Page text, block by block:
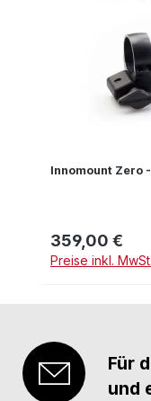
Innomount Zero
Regulärer Preis:
359,00 €
Preise inkl.
Für
und